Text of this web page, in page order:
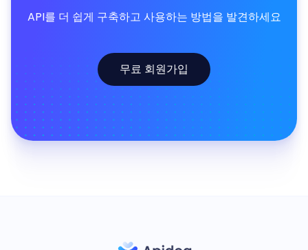
API를 더 쉽게 구축하고 사용하는 방법을 발견하세요
무료 회원가입